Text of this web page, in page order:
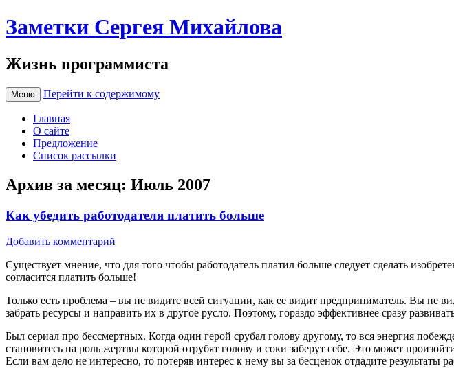
Заметки Сергея Михайлова
Жизнь программиста
Меню Перейти к содержимому
Главная
О сайте
Предложение
Список рассылки
Архив за месяц: Июль 2007
Как убедить работодателя платить больше
Добавить комментарий
Существует мнение, что для того чтобы работодатель платил больше следует сделать
согласится платить больше!
Только есть проблема – вы не видите всей ситуации, как ее видит предприниматель. Вы
забрать ресурсы и направить их в другое русло. Поэтому, гораздо эффективнее сразу
Был сериал про бессмертных. Когда один герой срубал голову другому, то вся энергия
становитесь на роль жертвы которой отрубят голову и соки заберут себе. Это может
Если вам дело не интересно, то потеряв интерес к нему вы за бесценок отдадите результаты